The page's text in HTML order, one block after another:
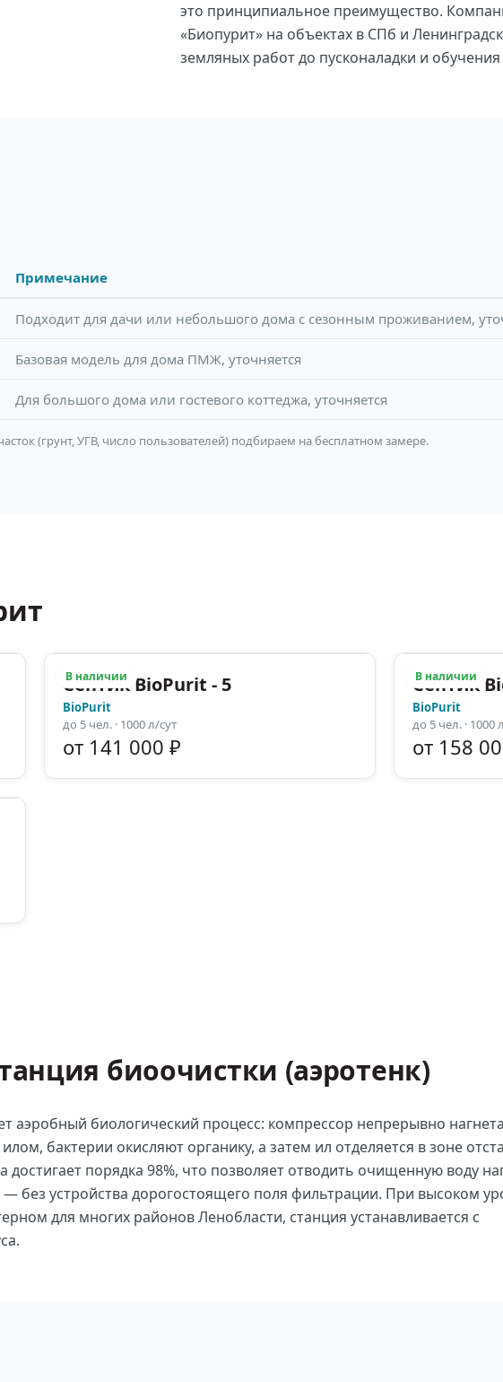
это принципиальное преимущество.
«Биопурит» на объектах в СПб и
земляных работ до пусконаладки и
Примечание
Подходит для дачи или небольшого дома с сезонным проживанием,
Базовая модель для дома ПМЖ, уточняется
Для большого дома или гостевого коттеджа, уточняется
(грунт, УГВ, число пользователей) подбираем на бесплатном замере.
В наличии
Септик BioPurit - 5
BioPurit
до 5чел.· 1000 л/сут
от 141 000 ₽
В наличии
Септик
BioPurit
до 5 чел. · 1000
от 158
биоочистки (аэротенк)
аэробный биологический процесс: компрессор непрерывно
бактерии окисляют органику, а затем ил отделяется в зоне
достигает порядка 98%, что позволяет отводить очищенную воду
без устройства дорогостоящего поля фильтрации. При высоком
для многих районов Ленобласти, станция устанавливается с